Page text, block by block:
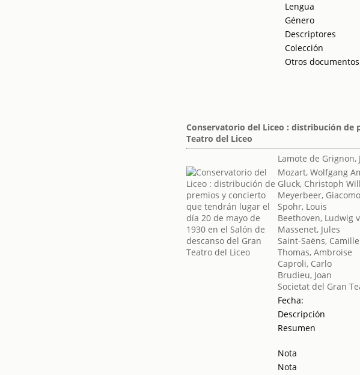
Lengua
Género
Descriptores
Colección
Otros documentos
Conservatorio del Liceo : distribución de
Teatro del Liceo
Lamote de Grignon,
Mozart, Wolfgang
Gluck, Christoph
Meyerbeer, Giacomo
Spohr, Louis
Beethoven, Ludwig
Massenet, Jules
Saint-Saëns, Camille
Thomas, Ambroise
Caproli, Carlo
Brudieu, Joan
Societat del Gran
Fecha:
Descripción
Resumen
Nota
Nota